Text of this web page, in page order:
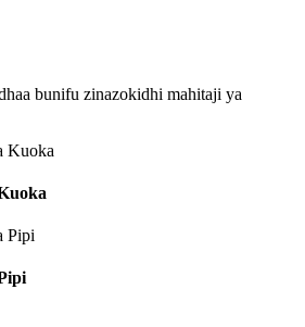
bunifu zinazokidhi mahitaji ya